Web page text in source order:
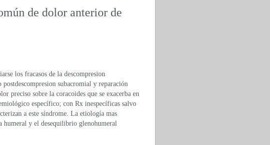
de dolor anterior de
los fracasos de la descompresion
subacromial y reparación
preciso sobre la coracoides que se exacerba en
específico; con Rx inespecíficas salvo
a este síndrome. La etiología mas
humeral y el desequilibrio glenohumeral